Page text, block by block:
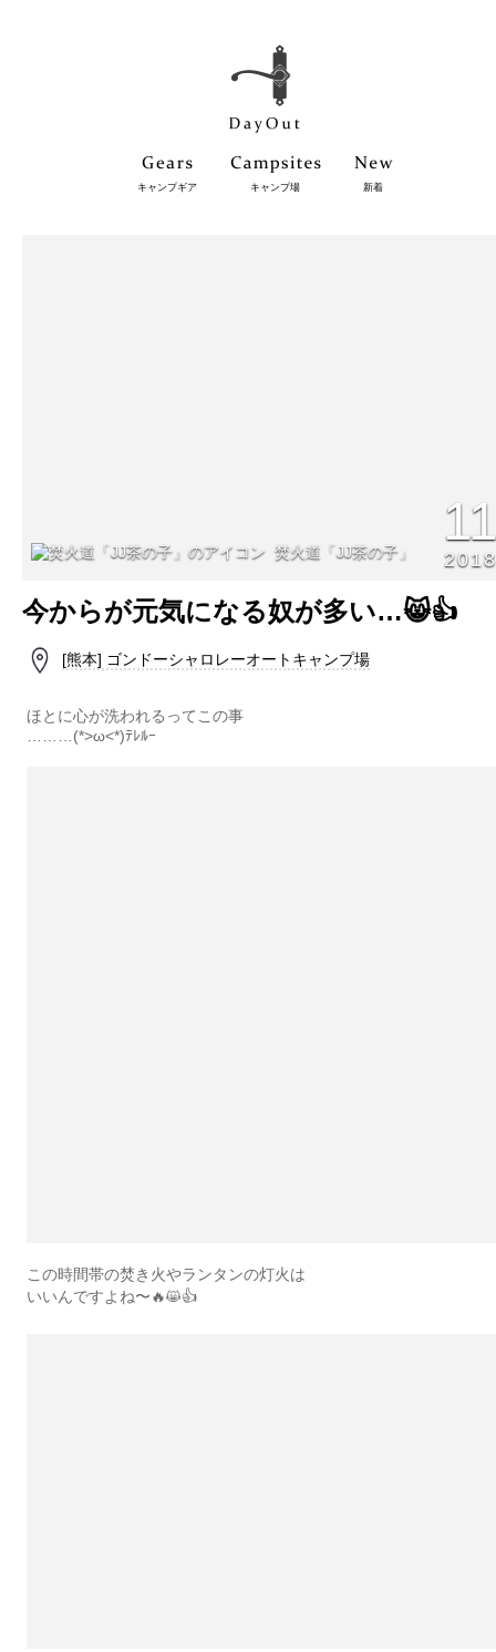
キャンプギア キャンプ場 新着
焚火道「JJ茶の子」 2018
今からが元気になる奴が多い…😸👍
[熊本] ゴンドーシャロレーオートキャンプ場
ほとに心が洗われるってこの事
………(*>ω<*)ﾃﾚﾙｰ
この時間帯の焚き火やランタンの灯火は
いいんですよね〜🔥😸👍